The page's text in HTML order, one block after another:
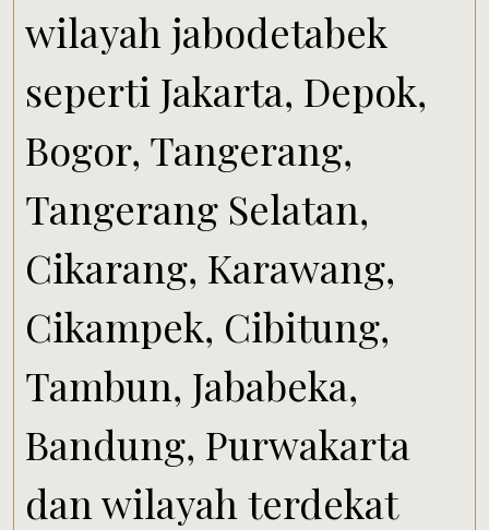
wilayah jabodetabek
seperti Jakarta, Depok,
Bogor, Tangerang,
Tangerang Selatan,
Cikarang, Karawang,
Cikampek, Cibitung,
Tambun, Jababeka,
Bandung, Purwakarta
dan wilayah terdekat